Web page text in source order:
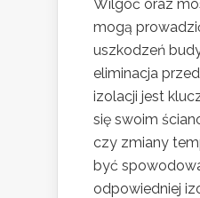
Wilgoć oraz
mogą
uszkodzeń
eliminacja
izolacji jest
się swoim
czy zmiany
być
odpowiedniej